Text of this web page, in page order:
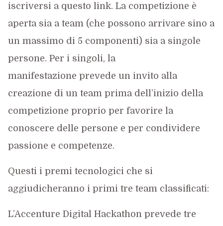
iscriversi a questo link. La competizione è
aperta sia a team (che possono arrivare sino a
un massimo di 5 componenti) sia a singole
persone. Per i singoli, la
manifestazione prevede un invito alla
creazione di un team prima dell’inizio della
competizione proprio per favorire la
conoscere delle persone e per condividere
passione e competenze.
Questi i premi tecnologici che si
aggiudicheranno i primi tre team classificati:
L’Accenture Digital Hackathon prevede tre